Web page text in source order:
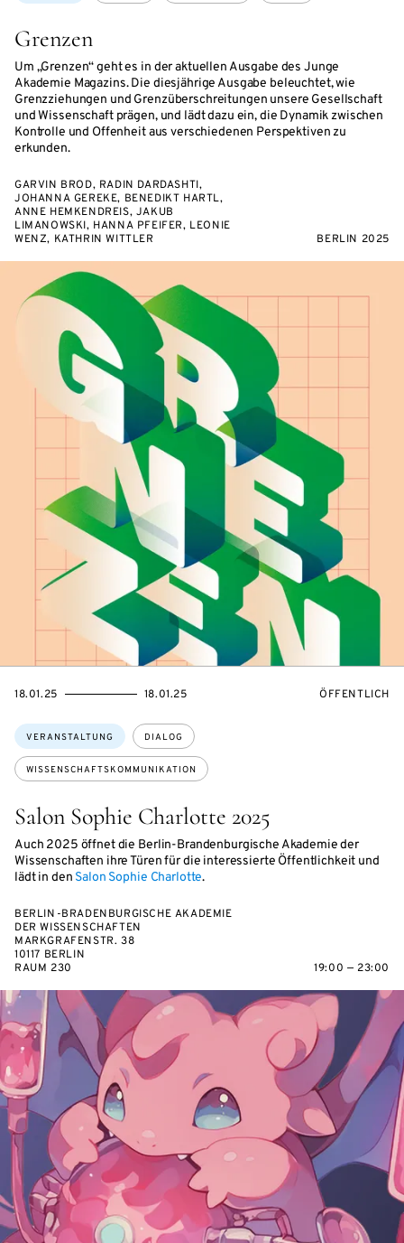
Grenzen
Um „Grenzen“ geht es in der aktuellen Ausgabe des Junge
Akademie Magazins. Die diesjährige Ausgabe beleuchtet, wie
Grenzziehungen und Grenzüberschreitungen unsere Gesellschaft
und Wissenschaft prägen, und lädt dazu ein, die Dynamik zwischen
Kontrolle und Offenheit aus verschiedenen Perspektiven zu
erkunden.
GARVIN BROD, RADIN DARDASHTI,
JOHANNA GEREKE, BENEDIKT HARTL,
ANNE HEMKENDREIS, JAKUB
LIMANOWSKI, HANNA PFEIFER, LEONIE
WENZ, KATHRIN WITTLER
BERLIN 2025
Salon Sophie Charlotte 2025
Auch 2025 öffnet die Berlin-Brandenburgische Akademie der
Wissenschaften ihre Türen für die interessierte Öffentlichkeit und
lädt in den Salon Sophie Charlotte.
Themen:
VERANSTALTUNG DIALOG
WISSENSCHAFTSKOMMUNIKATION
EVENTBEGINSON
18.01.25
EVENTENDSON 18.01.25 ÖFFENTLICH
BERLIN-BRADENBURGISCHE AKADEMIE
DER WISSENSCHAFTEN
MARKGRAFENSTR. 38
10117 BERLIN
RAUM 230
19:00 — 23:00